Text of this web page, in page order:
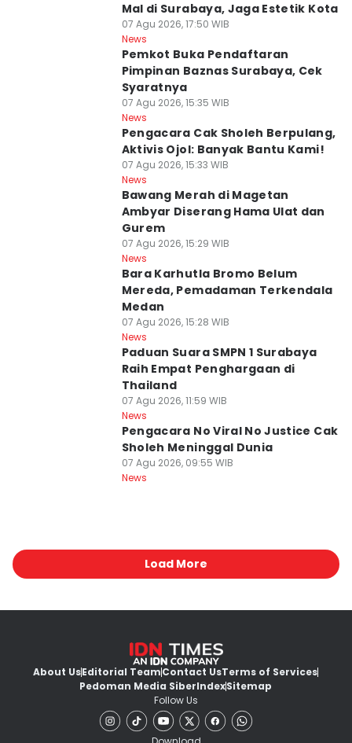
Mal di Surabaya, Jaga Estetik Kota
07 Agu 2026, 17:50 WIB
News
Pemkot Buka Pendaftaran
Pimpinan Baznas Surabaya, Cek
Syaratnya
07 Agu 2026, 15:35 WIB
News
Pengacara Cak Sholeh Berpulang,
Aktivis Ojol: Banyak Bantu Kami!
07 Agu 2026, 15:33 WIB
News
Bawang Merah di Magetan
Ambyar Diserang Hama Ulat dan
Gurem
07 Agu 2026, 15:29 WIB
News
Bara Karhutla Bromo Belum
Mereda, Pemadaman Terkendala
Medan
07 Agu 2026, 15:28 WIB
News
Paduan Suara SMPN 1 Surabaya
Raih Empat Penghargaan di
Thailand
07 Agu 2026, 11:59 WIB
News
Pengacara No Viral No Justice Cak
Sholeh Meninggal Dunia
07 Agu 2026, 09:55 WIB
News
Load More
About UsEditorial TeamContact UsTerms of Services
Pedoman Media SiberIndexSitemap
Follow Us